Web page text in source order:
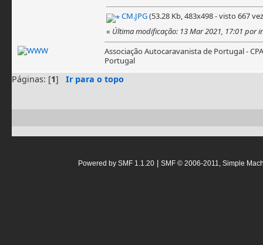
CM.JPG(53.28 Kb, 483x498 - visto 667
« Última modificação: 13 Mar 2021, 17:01 por
Associação Autocaravanista de Portugal - CPA
Portugal
Páginas: [1] Ir para o topo
Powered by SMF 1.1.20 | SMF © 2006-2011, Simple